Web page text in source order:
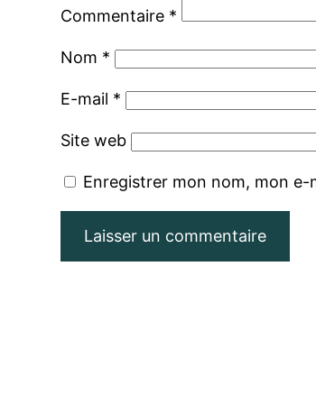
Commentaire *
Nom *
E-mail *
Site web
Enregistrer mon nom, mon